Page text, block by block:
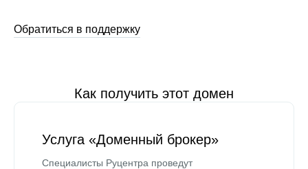
Обратиться в поддержку
Как получить этот домен
Услуга «Доменный брокер»
Специалисты Руцентра проведут